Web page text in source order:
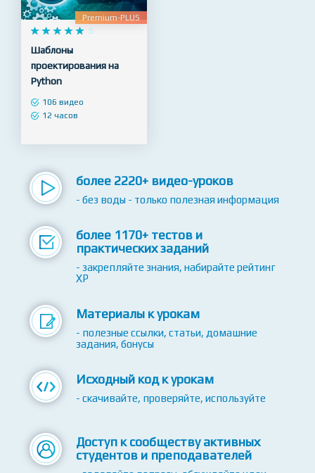
NEW
    
     5
Шаблоны
проектирования на
Python
- без воды - только полезная информация
более 1170+ тестов и
практических заданий
- закрепляйте знания, набирайте рейтинг
XP
Материалы к урокам
- полезные ссылки, статьи, домашние
задания, бонусы
- скачивайте, проверяйте, используйте